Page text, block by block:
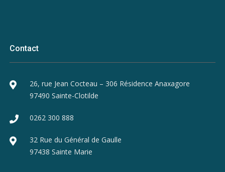
Contact
26, rue Jean Cocteau – 306 Résidence Anaxagore
97490 Sainte-Clotilde
0262 300 888
32 Rue du Général de Gaulle
97438 Sainte Marie